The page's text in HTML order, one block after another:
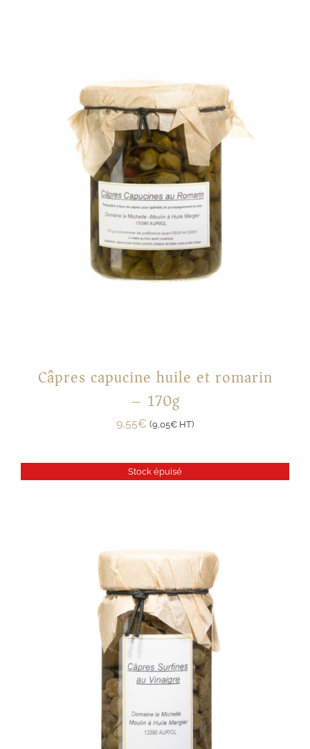
Câpres capucine huile et romarin
– 170g
9,55€ (9,05€ HT)
Stock épuisé